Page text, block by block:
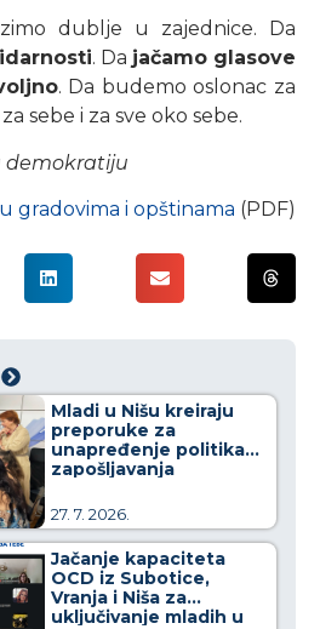
dublje u zajednice. Da
. Da jačamo glasove
. Da budemo oslonac za
sebe i za sve oko sebe.
demokratiju
gradovima i opštinama (PDF)
Mladi u Nišu kreiraju
preporuke za
unapređenje politika
zapošljavanja
27. 7. 2026.
Jačanje kapaciteta
OCD iz Subotice,
Vranja i Niša za
uključivanje mladih u